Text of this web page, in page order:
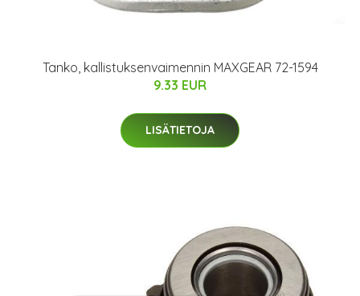
Tanko, kallistuksenvaimennin MAXGEAR 72-1594
9.33 EUR
LISÄTIETOJA